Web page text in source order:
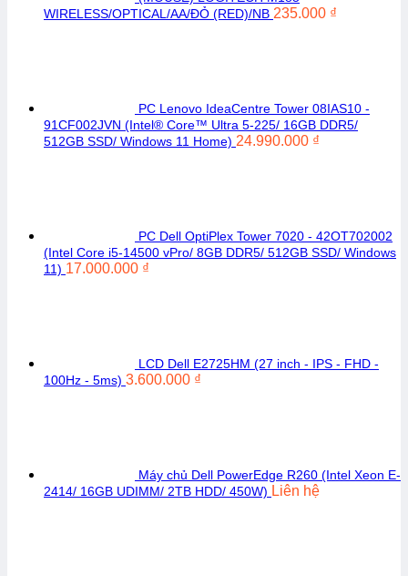
WIRELESS/OPTICAL/AA/ĐỎ (RED)/NB 235.000 ₫
PC Lenovo IdeaCentre Tower 08IAS10 -
91CF002JVN (Intel® Core™ Ultra 5-225/ 16GB DDR5/
512GB SSD/ Windows 11 Home) 24.990.000 ₫
PC Dell OptiPlex Tower 7020 - 42OT702002
(Intel Core i5-14500 vPro/ 8GB DDR5/ 512GB SSD/ Windows
11) 17.000.000 ₫
LCD Dell E2725HM (27 inch - IPS - FHD -
100Hz - 5ms) 3.600.000 ₫
Máy chủ Dell PowerEdge R260 (Intel Xeon E-
2414/ 16GB UDIMM/ 2TB HDD/ 450W) Liên hệ